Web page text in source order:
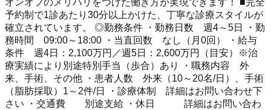
予約制で1診あたり30分以上かけた、丁寧な診療スタイルが
確立されています。 ◎勤務条件 ・勤務日数 週4～5日 ・勤
務時間 09:00～18:00 ・当直回数 なし（月0回） ・給与
条件 週4日：2,100万円／週5日：2,600万円（目安）※治
療実績により別途特別手当（歩合）あり ・職務内容 外
来、手術、その他 ・患者人数 外来（10～20名/日）、手術
（脂肪採取）1～2件/日 ・診療体制 詳細はお問い合わせ下
さい ・交通費 別途支給 ・休日 詳細はお問い合わ